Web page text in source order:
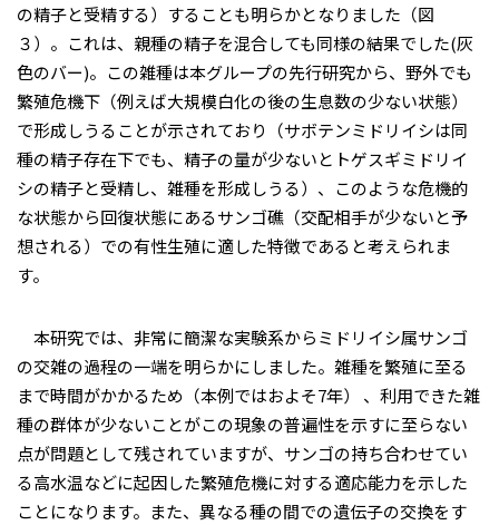
の精子と受精する）することも明らかとなりました（図
３）。これは、親種の精子を混合しても同様の結果でした(灰
色のバー)。この雑種は本グループの先行研究から、野外でも
繁殖危機下（例えば大規模白化の後の生息数の少ない状態）
で形成しうることが示されており（サボテンミドリイシは同
種の精子存在下でも、精子の量が少ないとトゲスギミドリイ
シの精子と受精し、雑種を形成しうる）、このような危機的
な状態から回復状態にあるサンゴ礁（交配相手が少ないと予
想される）での有性生殖に適した特徴であると考えられま
す。
本研究では、非常に簡潔な実験系からミドリイシ属サンゴ
の交雑の過程の一端を明らかにしました。雑種を繁殖に至る
まで時間がかかるため（本例ではおよそ7年） 、利用できた雑
種の群体が少ないことがこの現象の普遍性を示すに至らない
点が問題として残されていますが、サンゴの持ち合わせてい
る高水温などに起因した繁殖危機に対する適応能力を示した
ことになります。また、異なる種の間での遺伝子の交換をす